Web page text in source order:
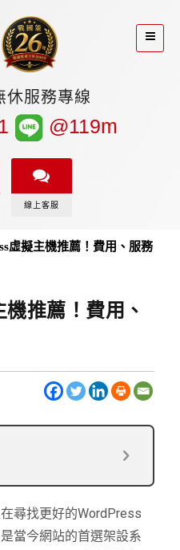
休服務專線
@119m
線上客服
虛擬主機推薦！費用、服務
推薦！費用、
尋找更好的WordPress
當今網站的首選架設系